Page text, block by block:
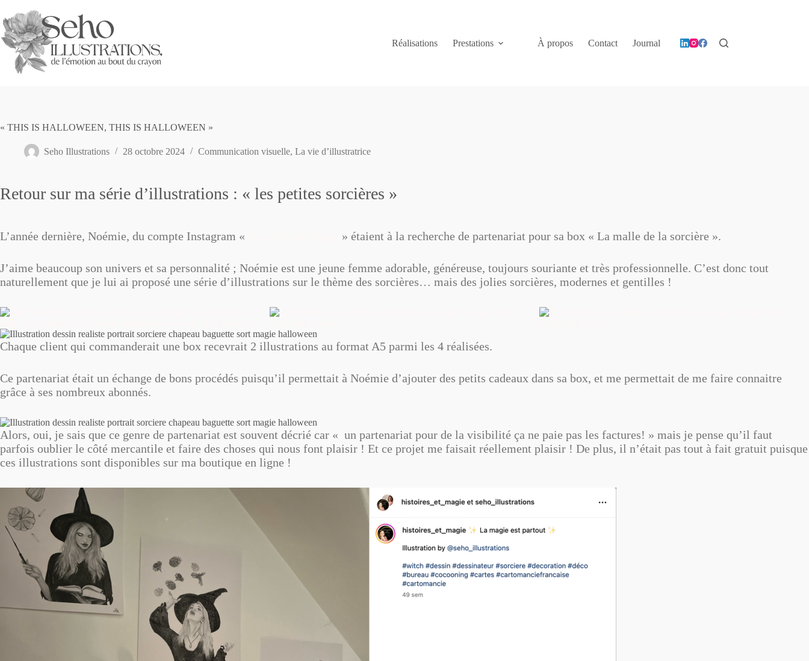
contenu
Réalisations
Prestations À propos Contact Journal
« THIS IS HALLOWEEN, THIS IS HALLOWEEN »
Seho Illustrations 28 octobre 2024 Communication visuelle, La vie d’illustratrice
Retour sur ma série d’illustrations : « les petites sorcières »
L’année dernière, Noémie, du compte Instagram « » étaient à la recherche de partenariat pour sa box « La malle de la sorcière ».
J’aime beaucoup son univers et sa personnalité ; Noémie est une jeune femme adorable, généreuse, toujours souriante et très professionnelle. C’est donc tout
naturellement que je lui ai proposé une série d’illustrations sur le thème des sorcières… mais des jolies sorcières, modernes et gentilles !
Chaque client qui commanderait une box recevrait 2 illustrations au format A5 parmi les 4 réalisées.
Ce partenariat était un échange de bons procédés puisqu’il permettait à Noémie d’ajouter des petits cadeaux dans sa box, et me permettait de me faire connaitre
grâce à ses nombreux abonnés.
Alors, oui, je sais que ce genre de partenariat est souvent décrié car « un partenariat pour de la visibilité ça ne paie pas les factures! » mais je pense qu’il faut
parfois oublier le côté mercantile et faire des choses qui nous font plaisir ! Et ce projet me faisait réellement plaisir ! De plus, il n’était pas tout à fait gratuit puisque
ces illustrations sont disponibles sur ma boutique en ligne !